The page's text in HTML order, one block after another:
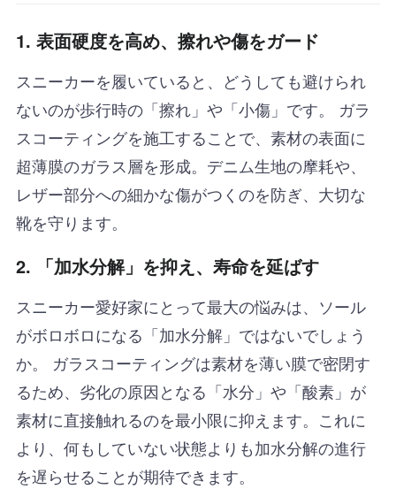
1. 表面硬度を高め、擦れや傷をガード
スニーカーを履いていると、どうしても避けられ
ないのが歩行時の「擦れ」や「小傷」です。 ガラ
スコーティングを施工することで、素材の表面に
超薄膜のガラス層を形成。デニム生地の摩耗や、
レザー部分への細かな傷がつくのを防ぎ、大切な
靴を守ります。
2. 「加水分解」を抑え、寿命を延ばす
スニーカー愛好家にとって最大の悩みは、ソール
がボロボロになる「加水分解」ではないでしょう
か。 ガラスコーティングは素材を薄い膜で密閉す
るため、劣化の原因となる「水分」や「酸素」が
素材に直接触れるのを最小限に抑えます。これに
より、何もしていない状態よりも加水分解の進行
を遅らせることが期待できます。